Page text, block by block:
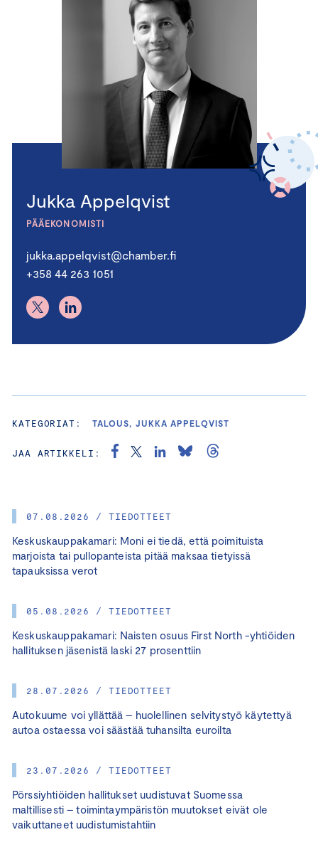
07.08.2026 / TIEDOTTEET
Keskuskauppakamari: Moni ei tiedä, että poimituista
marjoista tai pullopanteista pitää maksaa tietyissä
tapauksissa verot
05.08.2026 / TIEDOTTEET
Keskuskauppakamari: Naisten osuus First North -yhtiöiden
hallituksen jäsenistä laski 27 prosenttiin
28.07.2026 / TIEDOTTEET
Autokuume voi yllättää – huolellinen selvitystyö käytettyä
autoa ostaessa voi säästää tuhansilta euroilta
23.07.2026 / TIEDOTTEET
Pörssiyhtiöiden hallitukset uudistuvat Suomessa
maltillisesti – toimintaympäristön muutokset eivät ole
vaikuttaneet uudistumistahtiin
Jukka Appelqvist
PÄÄEKONOMISTI
jukka.appelqvist@chamber.fi
+358 44 263 1051
KATEGORIAT: TALOUS, JUKKA APPELQVIST
JAA ARTIKKELI: